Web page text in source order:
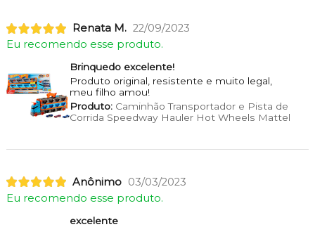
Renata M. 22/09/2023
Eu recomendo esse produto.
Brinquedo excelente!
Produto original, resistente e muito legal,
meu filho amou!
Produto:Caminhão Transportador e Pista de
Corrida Speedway Hauler Hot Wheels Mattel
Anônimo 03/03/2023
Eu recomendo esse produto.
excelente